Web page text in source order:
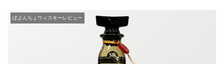
ぽよんちょウィスキーレビュー